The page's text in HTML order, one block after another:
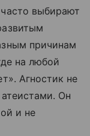
выбирают
причинам
на любой
Агностик не
Он
и не